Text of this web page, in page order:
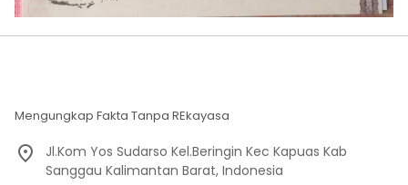
Mengungkap Fakta Tanpa REkayasa
Jl.Kom Yos Sudarso Kel.Beringin Kec Kapuas Kab
Sanggau Kalimantan Barat, Indonesia